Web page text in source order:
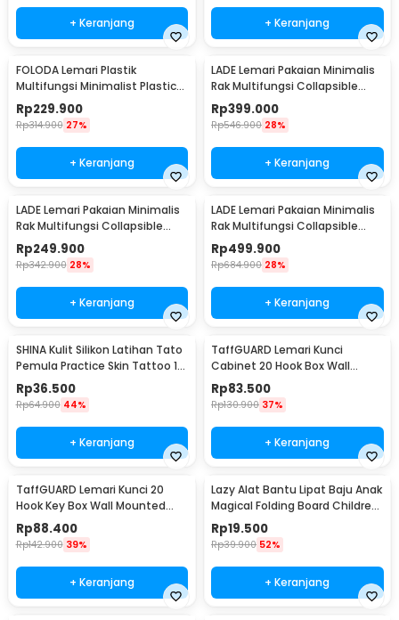
+ Keranjang + Keranjang
FOLODA Lemari Plastik
Multifungsi Minimalist Plastic
Storage Cabinet - FD699
Rp229.900
Rp314.900 27%
+ Keranjang
LADE Lemari Pakaian Minimalis
Rak Multifungsi Collapsible
Storage Box 4 Layer - LD3
Rp399.000
Rp546.900 28%
+ Keranjang
LADE Lemari Pakaian Minimalis
Rak Multifungsi Collapsible
Storage Box 3 Layer - LD3
Rp249.900
Rp342.900 28%
+ Keranjang
LADE Lemari Pakaian Minimalis
Rak Multifungsi Collapsible
Storage Box 5 Layer - LD3
Rp499.900
Rp684.900 28%
+ Keranjang
SHINA Kulit Silikon Latihan Tato
Pemula Practice Skin Tattoo 10
PCS - SH93
Rp36.500
Rp64.900 44%
+ Keranjang
TaffGUARD Lemari Kunci
Cabinet 20 Hook Box Wall
Mounted with Key Lock - KD-20
Rp83.500
Rp130.900 37%
+ Keranjang
TaffGUARD Lemari Kunci 20
Hook Key Box Wall Mounted
with Code Lock - KD-20
Rp88.400
Rp142.900 39%
+ Keranjang
Lazy Alat Bantu Lipat Baju Anak
Magical Folding Board Children
Cloth - 002
Rp19.500
Rp39.900 52%
+ Keranjang